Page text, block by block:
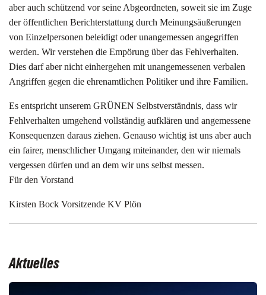
aber auch schützend vor seine Abgeordneten, soweit sie im Zuge
der öffentlichen Berichterstattung durch Meinungsäußerungen
von Einzelpersonen beleidigt oder unangemessen angegriffen
werden. Wir verstehen die Empörung über das Fehlverhalten.
Dies darf aber nicht einhergehen mit unangemessenen verbalen
Angriffen gegen die ehrenamtlichen Politiker und ihre Familien.
Es entspricht unserem GRÜNEN Selbstverständnis, dass wir
Fehlverhalten umgehend vollständig aufklären und angemessene
Konsequenzen daraus ziehen. Genauso wichtig ist uns aber auch
ein fairer, menschlicher Umgang miteinander, den wir niemals
vergessen dürfen und an dem wir uns selbst messen.
Für den Vorstand
Kirsten Bock Vorsitzende KV Plön
Aktuelles